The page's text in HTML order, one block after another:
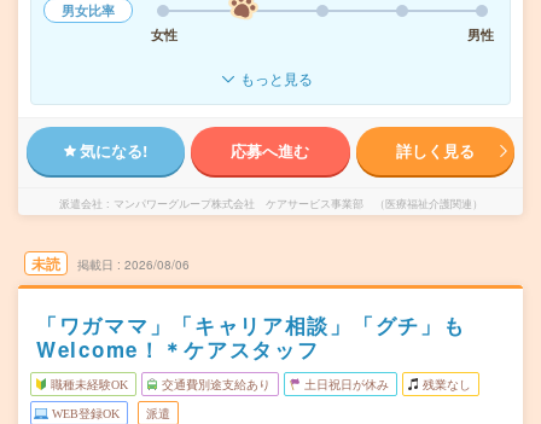
男女比率
女性
男性
もっと見る
気になる! 応募へ進む 詳しく見る
派遣会社 マンパワーグループ株式会社 ケアサービス事業部 （医療福祉介護関連）
未読 掲載日 2026/08/06
「ワガママ」「キャリア相談」「グチ」も
Welcome！＊ケアスタッフ
職種未経験OK 交通費別途支給あり 土日祝日が休み 残業なし
WEB登録OK 派遣